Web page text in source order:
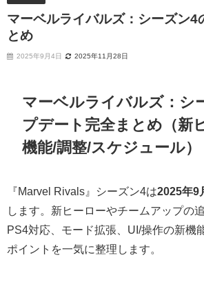
マーベルライバルズ：シーズン4
とめ
2025年9月4日 2025年11月28日
マーベルライバルズ：シ
プデート完全まとめ（新
機能/調整/スケジュール）
『Marvel Rivals』シーズン4は2025年9
します。新ヒーローやチームアップの
PS4対応、モード拡張、UI/操作の新機
ポイントを一気に整理します。